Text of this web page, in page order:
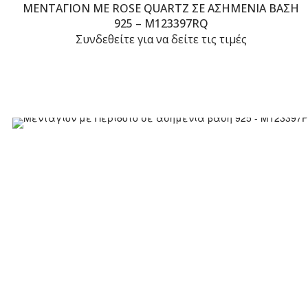
ΜΕΝΤΑΓΙΌΝ ΜΕ ROSE QUARTZ ΣΕ ΑΣΗΜΈΝΙΑ ΒΆΣΗ
925 – M123397RQ
Συνδεθείτε για να δείτε τις τιμές